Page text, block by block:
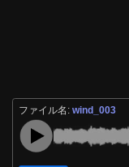
ファイル名:wind_003